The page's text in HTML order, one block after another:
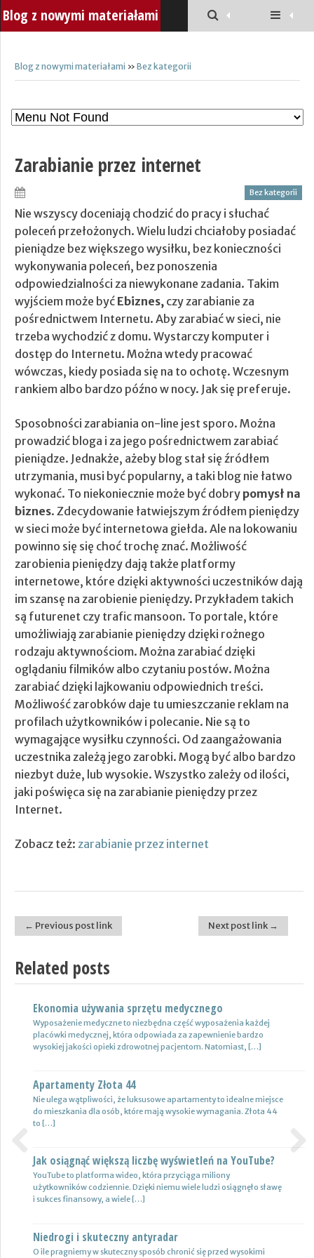
Blog z nowymi materiałami
Blog z nowymi materiałami » Bez kategorii
Zarabianie przez internet
Bez kategorii
Nie wszyscy doceniają chodzić do pracy i słuchać
poleceń przełożonych. Wielu ludzi chciałoby posiadać
pieniądze bez większego wysiłku, bez konieczności
wykonywania poleceń, bez ponoszenia
odpowiedzialności za niewykonane zadania. Takim
wyjściem może być Ebiznes, czy zarabianie za
pośrednictwem Internetu. Aby zarabiać w sieci, nie
trzeba wychodzić z domu. Wystarczy komputer i
dostęp do Internetu. Można wtedy pracować
wówczas, kiedy posiada się na to ochotę. Wczesnym
rankiem albo bardzo późno w nocy. Jak się preferuje.
Sposobności zarabiania on-line jest sporo. Można
prowadzić bloga i za jego pośrednictwem zarabiać
pieniądze. Jednakże, ażeby blog stał się źródłem
utrzymania, musi być popularny, a taki blog nie łatwo
wykonać. To niekoniecznie może być dobry pomysł na
biznes. Zdecydowanie łatwiejszym źródłem pieniędzy
w sieci może być internetowa giełda. Ale na lokowaniu
powinno się się choć trochę znać. Możliwość
zarobienia pieniędzy dają także platformy
internetowe, które dzięki aktywności uczestników dają
im szansę na zarobienie pieniędzy. Przykładem takich
są futurenet czy trafic mansoon. To portale, które
umożliwiają zarabianie pieniędzy dzięki rożnego
rodzaju aktywnościom. Można zarabiać dzięki
oglądaniu filmików albo czytaniu postów. Można
zarabiać dzięki lajkowaniu odpowiednich treści.
Możliwość zarobków daje tu umieszczanie reklam na
profilach użytkowników i polecanie. Nie są to
wymagające wysiłku czynności. Od zaangażowania
uczestnika zależą jego zarobki. Mogą być albo bardzo
niezbyt duże, lub wysokie. Wszystko zależy od ilości,
jaki poświęca się na zarabianie pieniędzy przez
Internet.
Zobacz też: zarabianie przez internet
Post navigation
← Previous post link Next post link →
Related posts
Ekonomia używania sprzętu medycznego
Wyposażenie medyczne to niezbędna część wyposażenia każdej
placówki medycznej, która odpowiada za zapewnienie bardzo
wysokiej jakości opieki zdrowotnej pacjentom. Natomiast, […]
Apartamenty Złota 44
Nie ulega wątpliwości, że luksusowe apartamenty to idealne miejsce
do mieszkania dla osób, które mają wysokie wymagania. Złota 44
to […]
Jak osiągnąć większą liczbę wyświetleń na YouTube?
YouTube to platforma wideo, która przyciąga miliony
użytkowników codziennie. Dzięki niemu wiele ludzi osiągnęło sławę
i sukces finansowy, a wiele […]
Niedrogi i skuteczny antyradar
O ile pragniemy w skuteczny sposób chronić się przed wysokimi
Nowoczesne lampy
Nie ulega wątpliwości, że do pojazdów powinno być dobrane
oświetlenie wysokiej jakości, które zapewni wysoki poziom
bezpieczeństwa oraz podniesie komfort […]
Wynajem samochodów i naczep – usługi
Z całą pewnością firmy transportowe spedycyjne czy także
logistyczne potrzebują przede wszystkim nowoczesnej floty aut,
które są gotowe do pracy. […]
Certyfikat uprawnień w branży budowlanej
Uprawnienia w biznesie budowlanej dotyczą różnych specjalności.
Jest to specjalność architektoniczna, niemniej jednak również
konstrukcyjno-budowlana, inżynieryjna oraz instalacyjna. Warto
Drewutnia z palet na działkę
Previous